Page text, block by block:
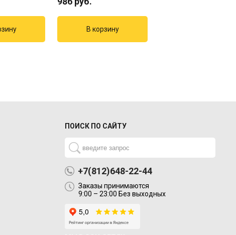
ПОИСК ПО САЙТУ
+7(812)648-22-44
Заказы принимаются
9:00 – 23:00 Без выходных